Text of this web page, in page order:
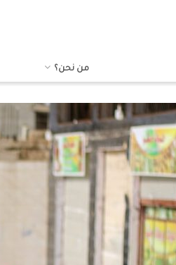
من نحن؟